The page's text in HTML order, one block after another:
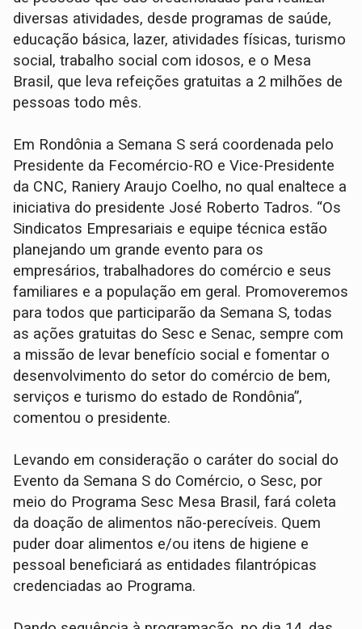
diversas atividades, desde programas de saúde,
educação básica, lazer, atividades físicas, turismo
social, trabalho social com idosos, e o Mesa
Brasil, que leva refeições gratuitas a 2 milhões de
pessoas todo mês.
Em Rondônia a Semana S será coordenada pelo
Presidente da Fecomércio-RO e Vice-Presidente
da CNC, Raniery Araujo Coelho, no qual enaltece a
iniciativa do presidente José Roberto Tadros. “Os
Sindicatos Empresariais e equipe técnica estão
planejando um grande evento para os
empresários, trabalhadores do comércio e seus
familiares e a população em geral. Promoveremos
para todos que participarão da Semana S, todas
as ações gratuitas do Sesc e Senac, sempre com
a missão de levar benefício social e fomentar o
desenvolvimento do setor do comércio de bem,
serviços e turismo do estado de Rondônia”,
comentou o presidente.
Levando em consideração o caráter do social do
Evento da Semana S do Comércio, o Sesc, por
meio do Programa Sesc Mesa Brasil, fará coleta
da doação de alimentos não-perecíveis. Quem
puder doar alimentos e/ou itens de higiene e
pessoal beneficiará as entidades filantrópicas
credenciadas ao Programa.